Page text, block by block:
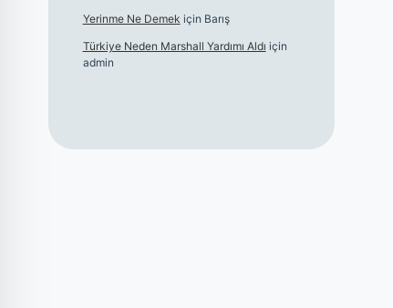
Yerinme Ne Demek için Barış
Türkiye Neden Marshall Yardımı Aldı için
admin